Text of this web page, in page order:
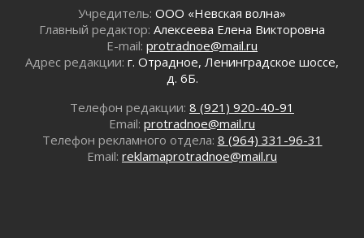
Лето катится с горки
В Ленобласти открылась экспозиция к 150-
01 августа 2026
Лето без гаджетов
01 августа 2026
Болезнь девственниц и вампиров
Учредитель: ООО «Невская волна»
Главный редактор: Алексеева Елена Викторовна
E-mail: protradnoe@mail.ru
Адрес редакции: г. Отрадное, Ленинградское шоссе,
д. 6Б.
Телефон редакции: 8 (921) 920-40-91
Email: protradnoe@mail.ru
Телефон рекламного отдела: 8 (964) 331-96-31
Email: reklamaprotradnoe@mail.ru